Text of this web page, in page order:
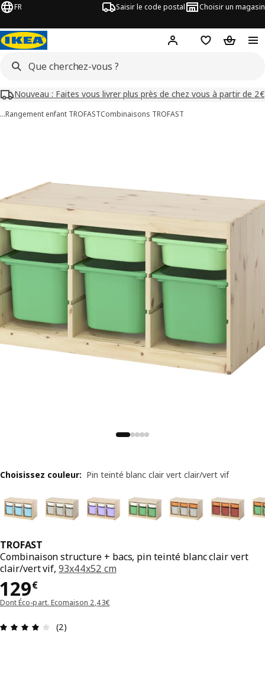
FR Saisir le code postal Choisir un magasin
Mon compteFavorisPanier
Nouveau : Faites vous livrer plus près de chez vous à partir de 2€
…Rangement enfant TROFASTCombinaisons TROFAST
TROFAST
Combinaison structure + bacs, pin teinté blanc clair vert
clair/vert vif,93x44x52 cm
129€
Prix 129€
Dont Éco-part. Ecomaison 2,43€
Avis: 4 sur 5 étoiles Nombre total d'avis: 2
(2)
Choisissez couleur: Pin teinté blanc clair vert clair/vert vif